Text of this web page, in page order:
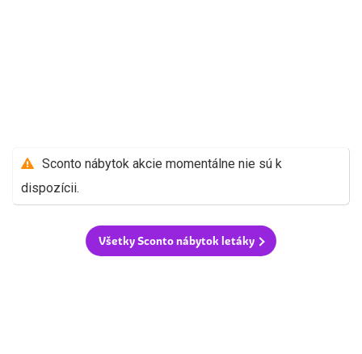
Sconto nábytok akcie momentálne nie sú k
dispozícii.
Všetky Sconto nábytok letáky